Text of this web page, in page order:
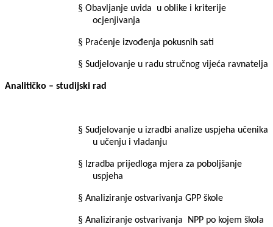
§ Obavljanje uvida
u oblike i kriterije
ocjenjivanja
§ Praćenje izvođenja pokusnih sati
§ Sudjelovanje u radu stručnog vijeća ravnatelja
Analitičko – studijski rad
§ Sudjelovanje u izradbi analize uspjeha učenika
u učenju i vladanju
§ Izradba prijedloga mjera za poboljšanje
uspjeha
§ Analiziranje ostvarivanja GPP škole
§ Analiziranje ostvarivanja
NPP po kojem škola